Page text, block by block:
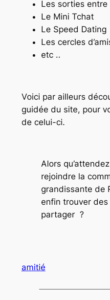
Les sorties entre
Le Mini Tchat
Le Speed Dating
Les cercles
etc ..
Voici par ailleurs
guidée du site, pour
de celui-ci.
Alors
rejoindre la
grandissante de
enfin trouver des
partager ?
amitié